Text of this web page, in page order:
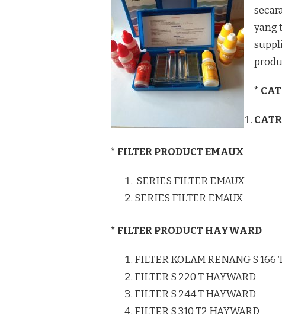
yang
*
* FILTER PRODUCT EMAUX
SERIES FILTER EMAUX
SERIES FILTER EMAUX
* FILTER PRODUCT HAYWARD
FILTER KOLAM RENANG S 166
FILTER S 220 T HAYWARD
FILTER S 244 T HAYWARD
FILTER S 310 T2 HAYWARD